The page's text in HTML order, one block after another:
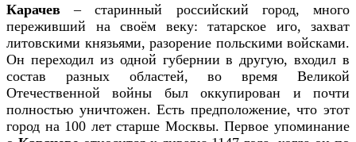
Карачев – старинный российский город, много
переживший на своём веку: татарское иго, захват
литовскими князьями, разорение польскими войсками.
Он переходил из одной губернии в другую, входил в
состав разных областей, во время Великой
Отечественной войны был оккупирован и почти
полностью уничтожен. Есть предположение, что этот
город на 100 лет старше Москвы. Первое упоминание